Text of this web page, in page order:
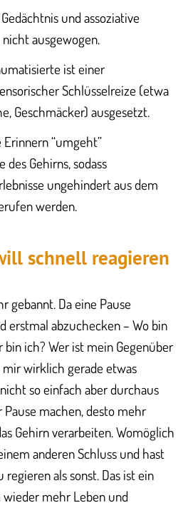
und assoziative
ausgewogen.
ist einer
Schlüsselreize (etwa
Geschmäcker) ausgesetzt.
Erinnern “umgeht”
des Gehirns, sodass
ungehindert aus dem
werden.
schnell reagieren
gebannt. Da eine Pause
erstmal abzuchecken – Wo bin
ich? Wer ist mein Gegenüber
wirklich gerade etwas
so einfach aber durchaus
machen, desto mehr
Gehirn verarbeiten. Womöglich
anderen Schluss und hast
regieren als sonst. Das ist ein
mehr Leben und